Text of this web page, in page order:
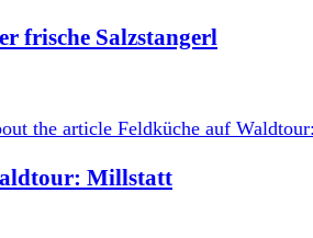
frische Salzstangerl
Millstatt